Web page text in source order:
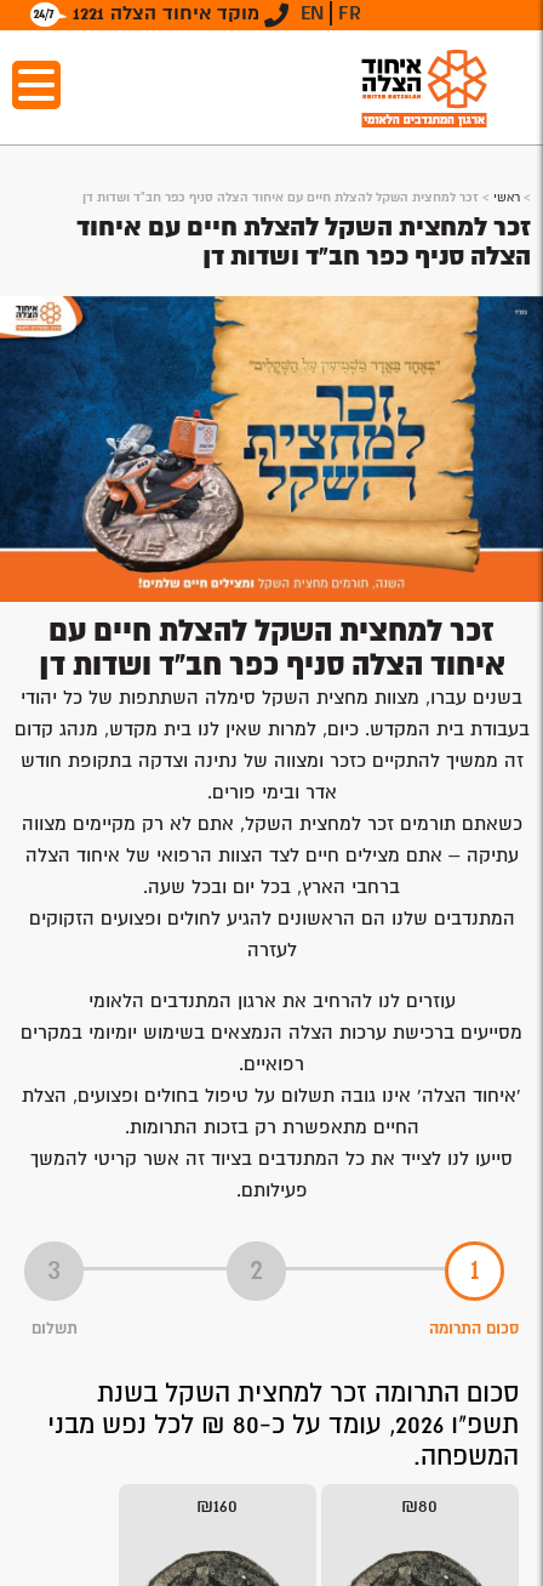
מוקד איחוד הצלה 1221 EN FR
> ראשי > זכר למחצית השקל להצלת חיים עם איחוד הצלה סניף כפר חב"ד ושדות דן
זכר למחצית השקל להצלת חיים עם איחוד
הצלה סניף כפר חב"ד ושדות דן
זכר למחצית השקל להצלת חיים עם
איחוד הצלה סניף כפר חב"ד ושדות דן
בשנים עברו, מצוות מחצית השקל סימלה השתתפות של כל יהודי
בעבודת בית המקדש. כיום, למרות שאין לנו בית מקדש, מנהג קדום
זה ממשיך להתקיים כזכר ומצווה של נתינה וצדקה בתקופת חודש
אדר ובימי פורים.
כשאתם תורמים זכר למחצית השקל, אתם לא רק מקיימים מצווה
עתיקה – אתם מצילים חיים לצד הצוות הרפואי של איחוד הצלה
ברחבי הארץ, בכל יום ובכל שעה.
המתנדבים שלנו הם הראשונים להגיע לחולים ופצועים הזקוקים
לעזרה
עוזרים לנו להרחיב את ארגון המתנדבים הלאומי
מסייעים ברכישת ערכות הצלה הנמצאים בשימוש יומיומי במקרים
רפואיים.
'איחוד הצלה' אינו גובה תשלום על טיפול בחולים ופצועים, הצלת
החיים מתאפשרת רק בזכות התרומות.
סייעו לנו לצייד את כל המתנדבים בציוד זה אשר קריטי להמשך
פעילותם.
סכום התרומה תשלום
סכום התרומה זכר למחצית השקל בשנת
תשפ"ו 2026, עומד על כ-80 ₪ לכל נפש מבני
המשפחה.
₪80
₪160